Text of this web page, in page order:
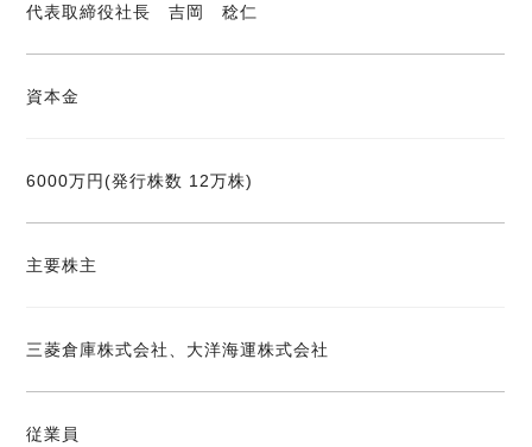
代表取締役社長 吉岡 稔仁
資本金
6000万円(発行株数 12万株)
主要株主
三菱倉庫株式会社、大洋海運株式会社
従業員